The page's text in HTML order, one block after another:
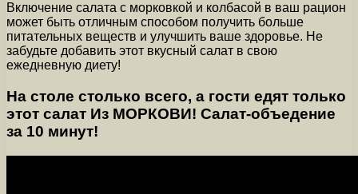
Включение салата с морковкой и колбасой в ваш рацион
может быть отличным способом получить больше
питательных веществ и улучшить ваше здоровье. Не
забудьте добавить этот вкусный салат в свою
ежедневную диету!
На столе столько всего, а гости едят только
этот салат Из МОРКОВИ! Салат-объедение
за 10 минут!